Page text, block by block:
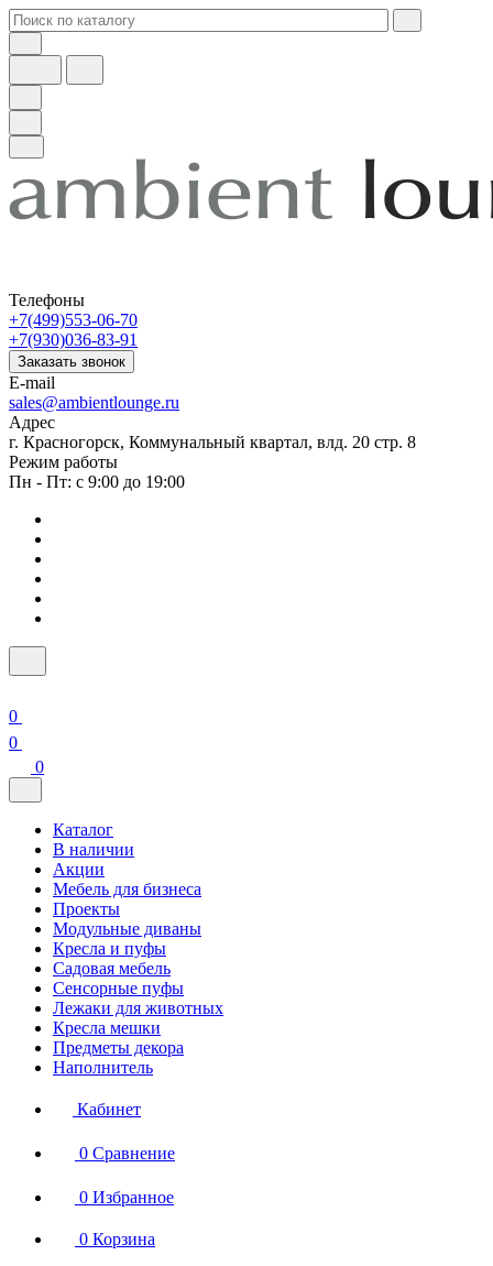
Телефоны
+7(499)553-06-70
+7(930)036-83-91
Заказать звонок
E-mail
sales@ambientlounge.ru
Адрес
г. Красногорск, Коммунальный квартал, влд. 20 стр. 8
Режим работы
Пн - Пт: с 9:00 до 19:00
0
0
0
Каталог
В наличии
Акции
Мебель для бизнеса
Проекты
Модульные диваны
Кресла и пуфы
Садовая мебель
Сенсорные пуфы
Лежаки для животных
Кресла мешки
Предметы декора
Наполнитель
Кабинет
0 Сравнение
0 Избранное
0 Корзина